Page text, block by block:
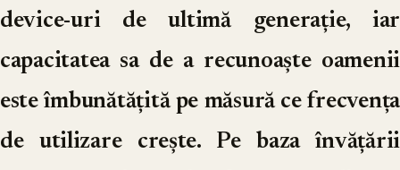
device-uri de ultimă generație, iar
capacitatea sa de a recunoaște oamenii
este îmbunătățită pe măsură ce frecvența
de utilizare crește. Pe baza învățării